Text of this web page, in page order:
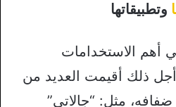
وتطبيقاتها
أهم الاستخدامات
أجل ذلك أقيمت العديد من
مثل: “جالاتي”